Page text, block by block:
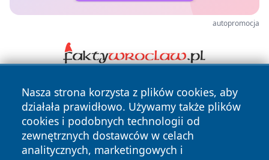
autopromocja
Nasza strona korzysta z plików cookies, aby
działała prawidłowo. Używamy także plików
cookies i podobnych technologii od
zewnętrznych dostawców w celach
analitycznych, marketingowych i